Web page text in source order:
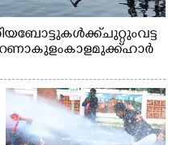
ബോട്ടുകൾക്ക് ചുറ്റും വട്ട
കാളമുക്ക് ഹാർ